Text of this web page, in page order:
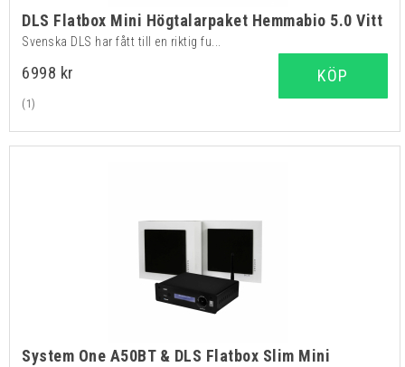
DLS Flatbox Mini Högtalarpaket Hemmabio 5.0 Vitt
Svenska DLS har fått till en riktig fu...
6998 kr
(1)
KÖP
System One A50BT & DLS Flatbox Slim Mini